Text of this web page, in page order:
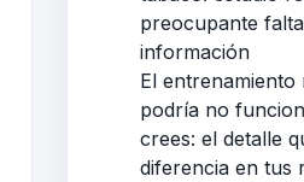
preocupante
información
El
podría no
crees: el detalle
diferencia en tus